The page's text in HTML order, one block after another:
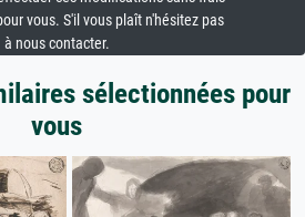
vous. S'il vous plaît n'hésitez pas
à nous contacter.
sélectionnées pour
vous